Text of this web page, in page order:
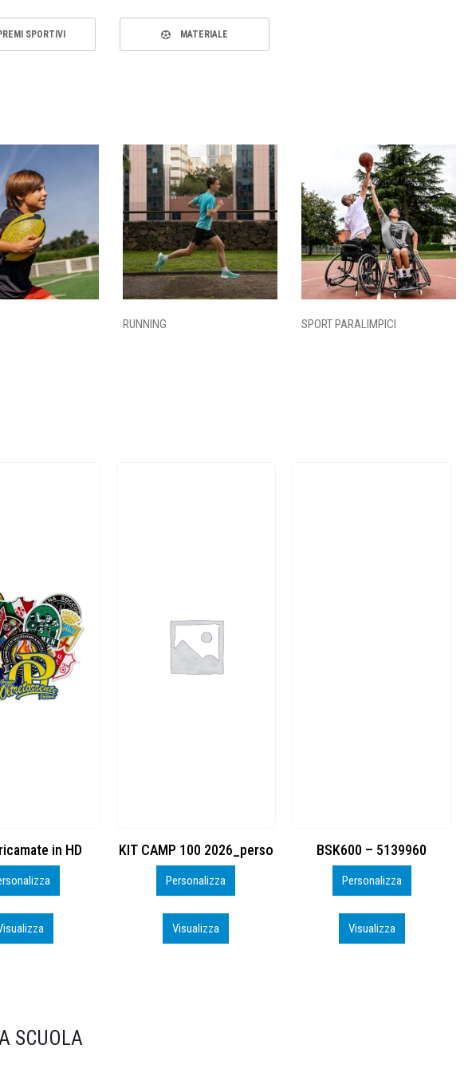
SPORTIVI MATERIALE
RUNNING SPORT PARALIMPICI
100 2026_perso BSK600 – 5139960
Personalizza
Visualizza
DTF
Personalizza
Visualizza
SCUOLA